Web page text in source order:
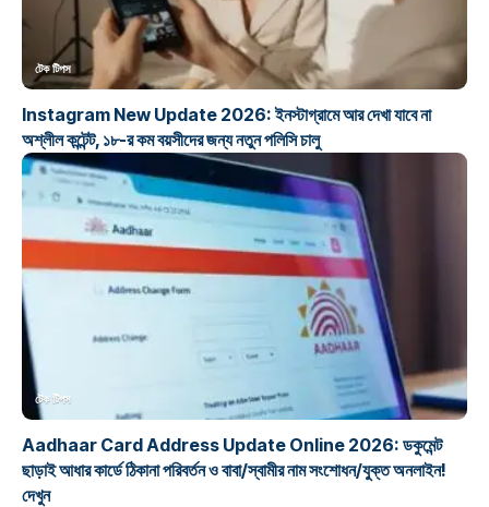
টেক টিপস
Instagram New Update 2026: ইনস্টাগ্রামে আর দেখা যাবে না
অশ্লীল কন্টেন্ট, ১৮-র কম বয়সীদের জন্য নতুন পলিসি চালু
টেক টিপস
Aadhaar Card Address Update Online 2026: ডকুমেন্ট
ছাড়াই আধার কার্ডে ঠিকানা পরিবর্তন ও বাবা/স্বামীর নাম সংশোধন/যুক্ত অনলাইন!
দেখুন